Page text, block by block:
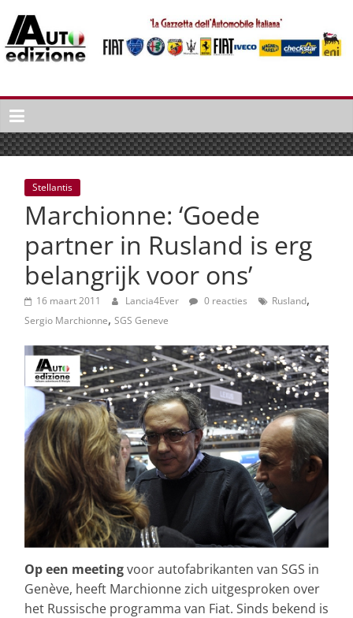
naar
inhoud
Auto
Edizione
La
Gazetta
dell'Automobile
Italiana
autonieuws
lifestyle
Stellantis
Marchionne: ‘Goede
partner in Rusland is erg
belangrijk voor ons’
16 maart 2011 Lancia4Ever 0 reacties Rusland,
Sergio Marchionne, SGS Geneve
Op een meetingvoor autofabrikanten van SGS in
Genève, heeft Marchionne zich uitgesproken over
het Russische programma van Fiat. Sinds bekend is